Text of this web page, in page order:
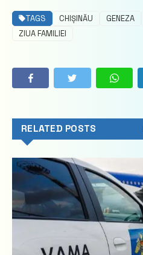
TAGS CHIȘINĂU GENEZA
ZIUA FAMILIEI
RELATED POSTS